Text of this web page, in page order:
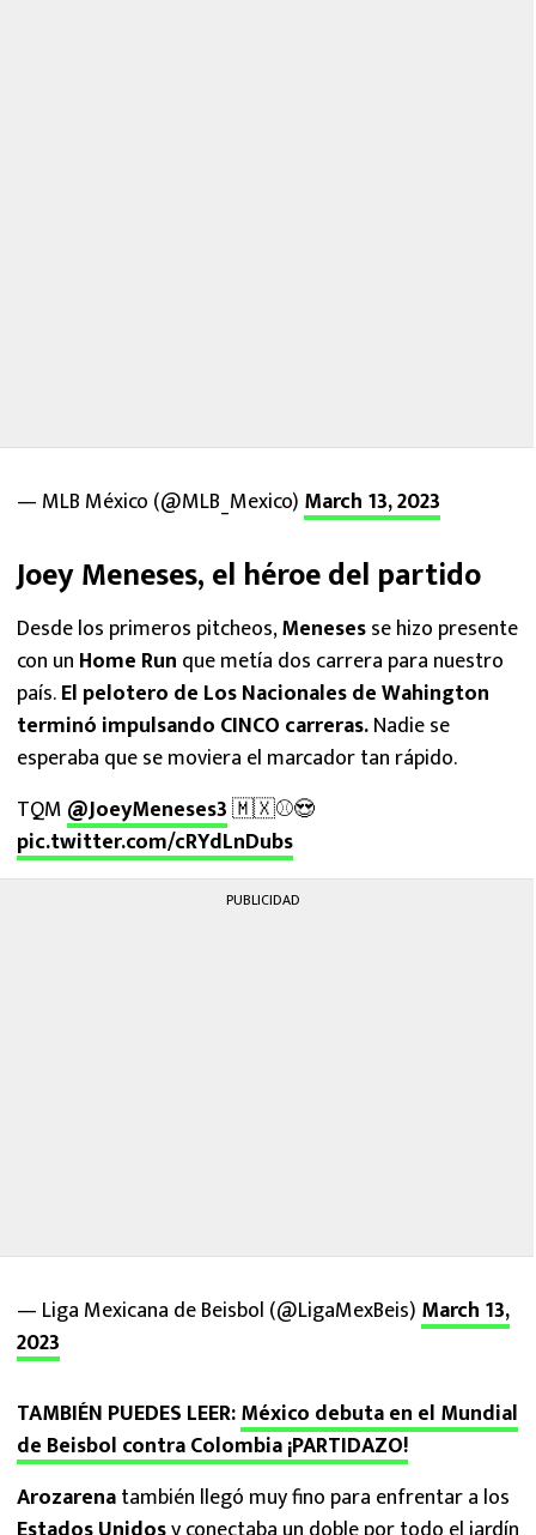
— MLB México (@MLB_Mexico) March 13, 2023
Joey Meneses, el héroe del partido
Desde los primeros pitcheos,Menesesse hizo presente
con un Home Run que metía dos carrera para nuestro
país.El pelotero de Los Nacionales de Wahington
terminó impulsando CINCO carreras.Nadie se
esperaba que se moviera el marcador tan rápido.
TQM @JoeyMeneses3🇲🇽⚾️😍
pic.twitter.com/cRYdLnDubs
PUBLICIDAD
— Liga Mexicana de Beisbol (@LigaMexBeis) March 13,
2023
TAMBIÉN PUEDES LEER:México debuta en el Mundial
de Beisbol contra Colombia ¡PARTIDAZO!
Arozarenatambién llegó muy fino para enfrentar a los